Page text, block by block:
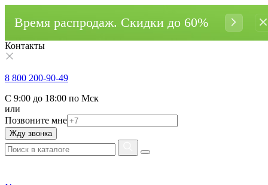
Время распродаж. Cкидки до 60%
Контакты
8 800 200-90-49
С 9:00 до 18:00 по Мск
или
Позвоните мне
Жду звонка